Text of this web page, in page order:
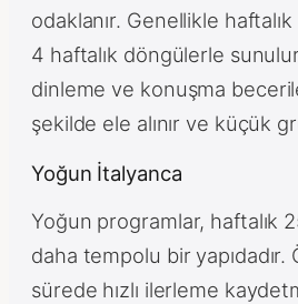
odaklanır. Genellikle
4 haftalık döngülerle
dinleme ve konuşma
şekilde ele alınır ve küçük
Yoğun İtalyanca
Yoğun programlar, haftalık
daha tempolu bir yapıdadır.
sürede hızlı ilerleme